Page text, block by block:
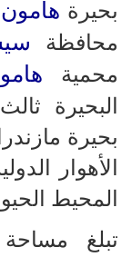
بحيرة هامون
محافظة
محمية
البحيرة
بحيرة
الأهوار
المحيط
تبلغ